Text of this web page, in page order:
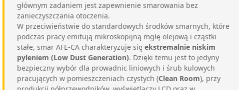
głównym zadaniem jest zapewnienie smarowania bez
zanieczyszczania otoczenia.
W przeciwieństwie do standardowych środków smarnych, które
podczas pracy emitują mikroskopijną mgłę olejową i cząstki
stałe, smar AFE-CA charakteryzuje się ekstremalnie niskim
pyleniem (Low Dust Generation). Dzięki temu jest to jedyny
bezpieczny wybór dla prowadnic liniowych i śrub kulowych
pracujących w pomieszczeniach czystych (Clean Room), przy